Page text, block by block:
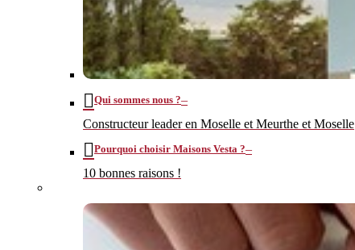
Qui sommes nous ?–
Constructeur leader en Moselle et Meurthe et Moselle
Pourquoi choisir Maisons Vesta ?–
10 bonnes raisons !